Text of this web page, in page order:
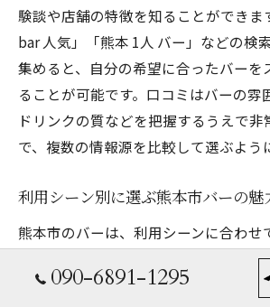
験談や店舗の特徴を知ることができま
bar 人気」「熊本 1人 バー」などの検
集めると、自分の希望に合ったバーを
ることが可能です。口コミはバーの雰
ドリンクの質などを把握するうえで非
で、複数の情報源を比較して選ぶよう
利用シーン別に選ぶ熊本市バーの魅
熊本市のバーは、利用シーンに合わせ
満足度の高い時間を過ごせます。例
杯には駅近くやアクセスの良い店舗、
090-6891-1295